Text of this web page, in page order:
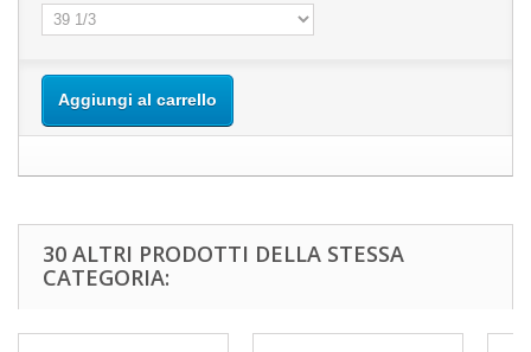
Aggiungi al carrello
30 ALTRI PRODOTTI DELLA STESSA
CATEGORIA: